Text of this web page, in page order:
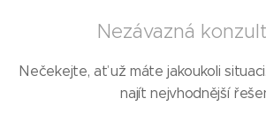
Nezávazná
Nečekejte, ať už máte jakoukoli
najít nejvhodnější